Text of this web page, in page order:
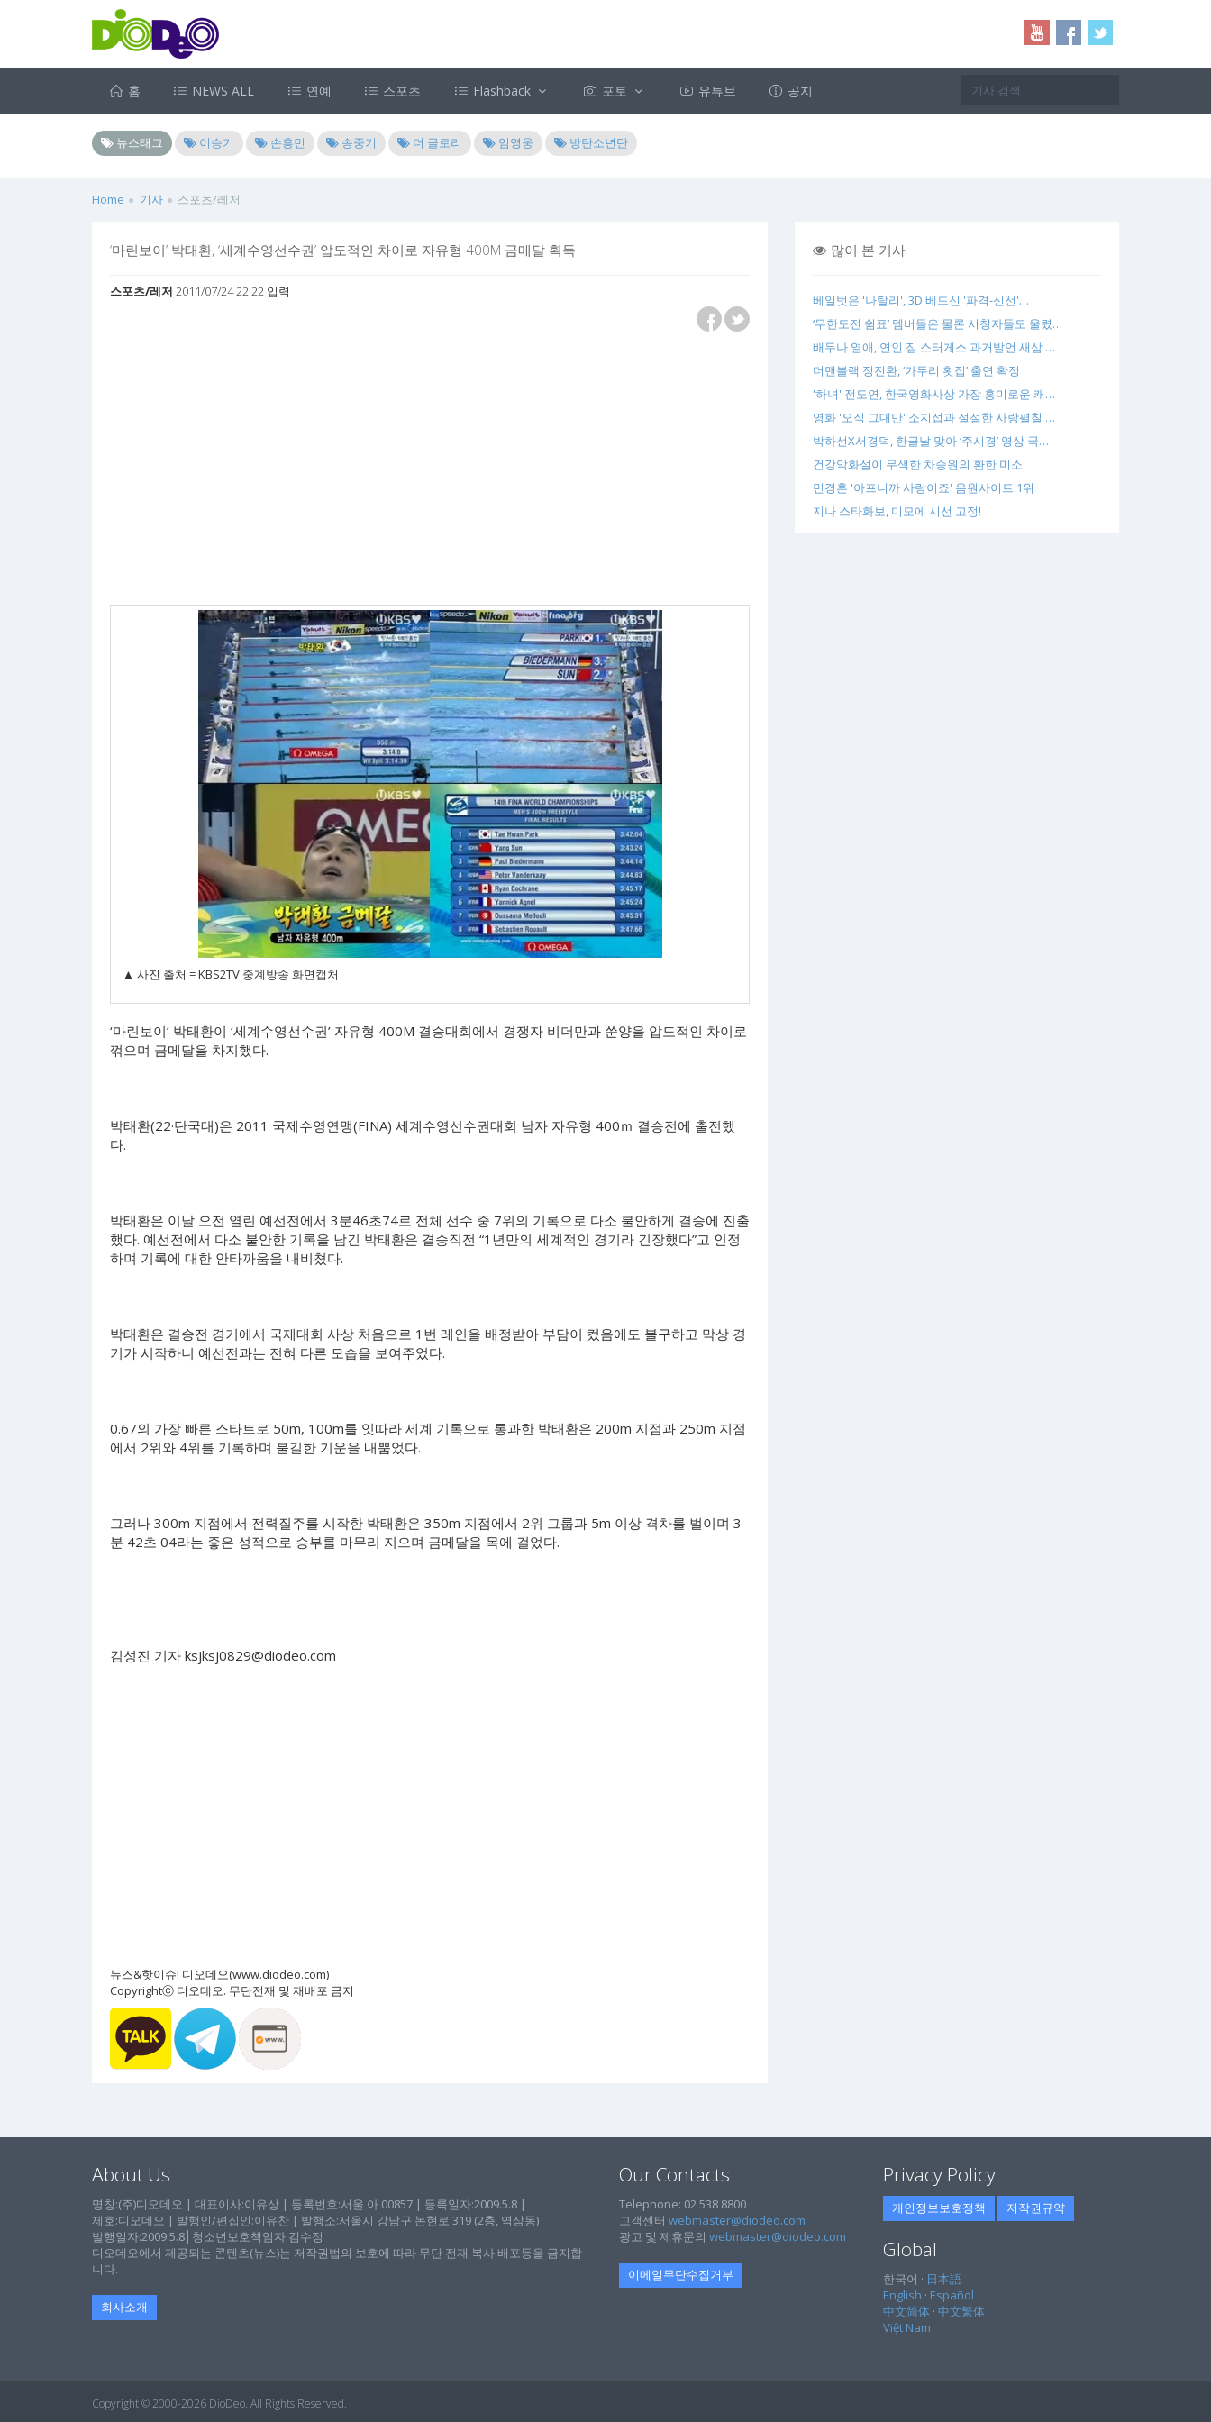
홈 NEWS ALL 연예 스포츠 Flashback 포토 유튜브 공지
뉴스태그 이승기 손흥민 송중기 더 글로리 임영웅 방탄소년단
Home 기사 스포츠/레저
‘마린보이’ 박태환, ‘세계수영선수권’ 압도적인 차이로 자유형 400M 금메달 획득
스포츠/레저 2011/07/24 22:22 입력
▲ 사진 출처 = KBS2TV 중계방송 화면캡처
‘마린보이’ 박태환이 ‘세계수영선수권’ 자유형 400M 결승대회에서 경쟁자 비더만과 쑨양을 압도적인 차이로
꺾으며 금메달을 차지했다.
박태환(22·단국대)은 2011 국제수영연맹(FINA) 세계수영선수권대회 남자 자유형 400ｍ 결승전에 출전했
다.
박태환은 이날 오전 열린 예선전에서 3분46초74로 전체 선수 중 7위의 기록으로 다소 불안하게 결승에 진출
했다. 예선전에서 다소 불안한 기록을 남긴 박태환은 결승직전 “1년만의 세계적인 경기라 긴장했다”고 인정
하며 기록에 대한 안타까움을 내비쳤다.
박태환은 결승전 경기에서 국제대회 사상 처음으로 1번 레인을 배정받아 부담이 컸음에도 불구하고 막상 경
기가 시작하니 예선전과는 전혀 다른 모습을 보여주었다.
0.67의 가장 빠른 스타트로 50m, 100m를 잇따라 세계 기록으로 통과한 박태환은 200m 지점과 250m 지점
에서 2위와 4위를 기록하며 불길한 기운을 내뿜었다.
그러나 300m 지점에서 전력질주를 시작한 박태환은 350m 지점에서 2위 그룹과 5m 이상 격차를 벌이며 3
분 42초 04라는 좋은 성적으로 승부를 마무리 지으며 금메달을 목에 걸었다.
김성진 기자 ksjksj0829@diodeo.com
뉴스&핫이슈! 디오데오(www.diodeo.com)
Copyrightⓒ 디오데오. 무단전재 및 재배포 금지
많이 본 기사
베일벗은 '나탈리', 3D 베드신 '파격-신선'…
‘무한도전 쉼표’ 멤버들은 물론 시청자들도 울렸…
배두나 열애, 연인 짐 스터게스 과거발언 새삼 …
더맨블랙 정진환, ‘가두리 횟집’ 출연 확정
'하녀' 전도연, 한국영화사상 가장 흥미로운 캐…
영화 '오직 그대만' 소지섭과 절절한 사랑펼칠 …
박하선X서경덕, 한글날 맞아 ‘주시경’ 영상 국…
건강악화설이 무색한 차승원의 환한 미소
민경훈 '아프니까 사랑이죠' 음원사이트 1위
지나 스타화보, 미모에 시선 고정!
About Us
명칭:(주)디오데오 | 대표이사:이유상 | 등록번호:서울 아 00857 | 등록일자:2009.5.8 |
제호:디오데오 | 발행인/편집인:이유찬 | 발행소:서울시 강남구 논현로 319 (2층, 역삼동)│
발행일자:2009.5.8│청소년보호책임자:김수정
디오데오에서 제공되는 콘텐츠(뉴스)는 저작권법의 보호에 따라 무단 전재 복사 배포등을 금지합
니다.
회사소개
Our Contacts
Telephone: 02 538 8800
고객센터 webmaster@diodeo.com
광고 및 제휴문의 webmaster@diodeo.com
이메일무단수집거부
Privacy Policy
개인정보보호정책 저작권규약
Global
한국어 · 日本語
English · Español
中文简体 · 中文繁体
Việt Nam
Copyright © 2000-2026 DioDeo. All Rights Reserved.